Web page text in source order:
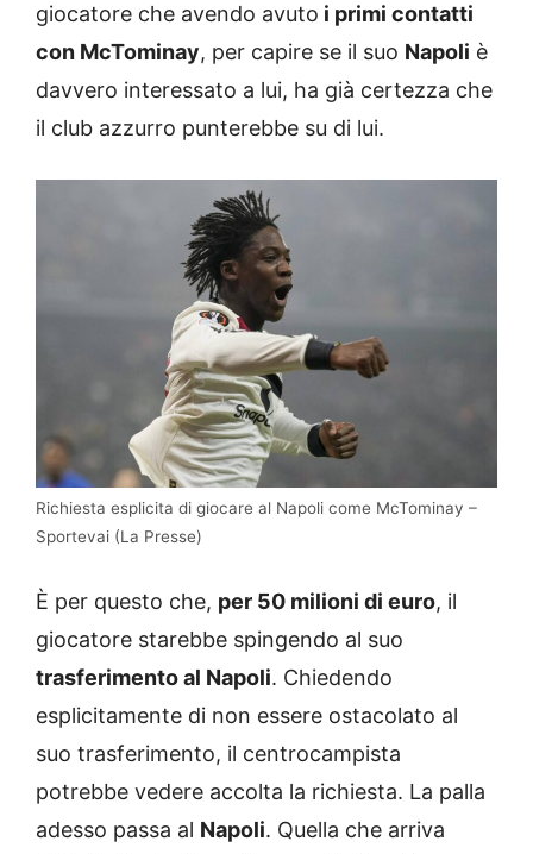
giocatore che avendo avuto i primi contatti
con McTominay, per capire se il suo Napoli è
davvero interessato a lui, ha già certezza che
il club azzurro punterebbe su di lui.
Richiesta esplicita di giocare al Napoli come McTominay –
Sportevai (La Presse)
È per questo che, per 50 milioni di euro, il
giocatore starebbe spingendo al suo
trasferimento al Napoli. Chiedendo
esplicitamente di non essere ostacolato al
suo trasferimento, il centrocampista
potrebbe vedere accolta la richiesta. La palla
adesso passa al Napoli. Quella che arriva